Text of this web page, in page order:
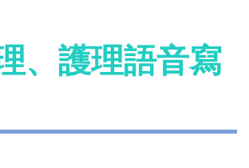
、護理語音寫